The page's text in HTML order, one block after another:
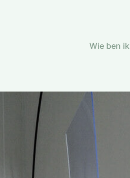
Wie ben ik